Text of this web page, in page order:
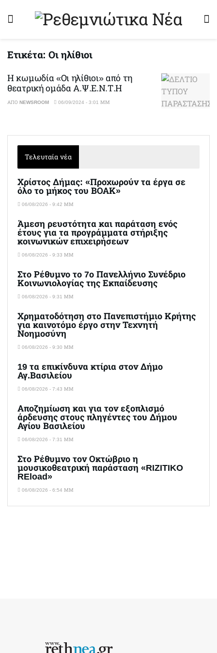
Ετικέτα:Οι ηλίθιοι
Η κωμωδία «Οι ηλίθιοι» από τη
θεατρική ομάδα Α.Ψ.Ε.Ν.Τ.Η
ΑΠΌ NEWSROOM 06/09/2024 - 3:01 ΜΜ
Τελευταία νέα
Χρίστος Δήμας: «Προχωρούν τα έργα σε
όλο το μήκος του ΒΟΑΚ»
06/08/2026 - 9:42 ΜΜ
Άμεση ρευστότητα και παράταση ενός
έτους για τα προγράμματα στήριξης
κοινωνικών επιχειρήσεων
06/08/2026 - 9:33 ΜΜ
Στο Ρέθυμνο το 7ο Πανελλήνιο Συνέδριο
Κοινωνιολογίας της Εκπαίδευσης
06/08/2026 - 9:31 ΜΜ
Χρηματοδότηση στο Πανεπιστήμιο Κρήτης
για καινοτόμο έργο στην Τεχνητή
Νοημοσύνη
06/08/2026 - 9:30 ΜΜ
19 τα επικίνδυνα κτίρια στον Δήμο
Αγ.Βασιλείου
06/08/2026 - 7:43 ΜΜ
Αποζημίωση και για τον εξοπλισμό
άρδευσης στους πληγέντες του Δήμου
Αγίου Βασιλείου
06/08/2026 - 7:31 ΜΜ
Στο Ρέθυμνο τον Οκτώβριο η
μουσικοθεατρική παράσταση «RIZITIKO
REload»
06/08/2026 - 6:54 ΜΜ